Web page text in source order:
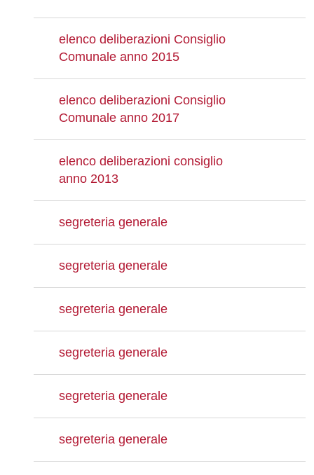
elenco deliberazioni Consiglio
Comunale anno 2015
elenco deliberazioni Consiglio
Comunale anno 2017
elenco deliberazioni consiglio
anno 2013
segreteria generale
segreteria generale
segreteria generale
segreteria generale
segreteria generale
segreteria generale